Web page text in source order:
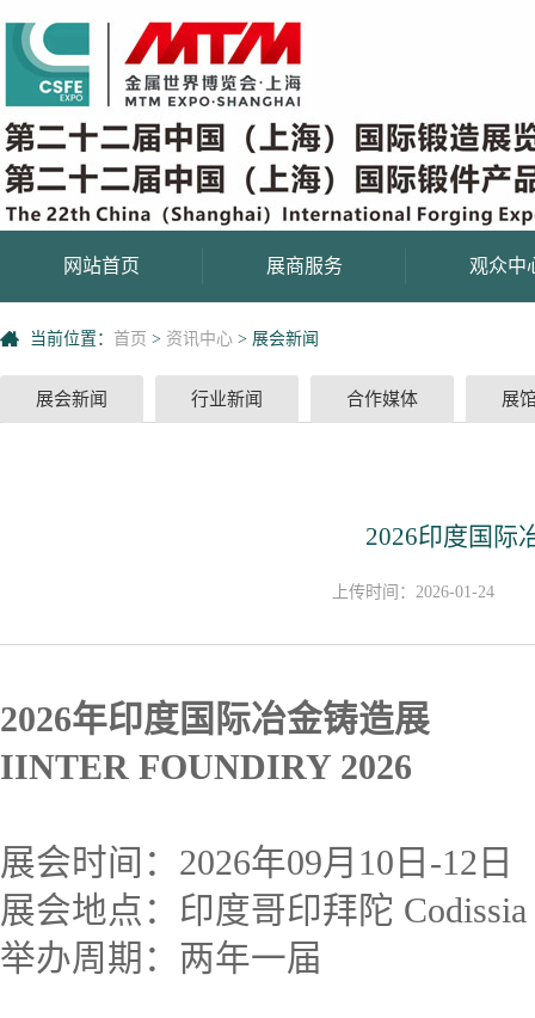
网站首页 展商服务 观众中
当前位置： 首页 > 资讯中心 > 展会新闻
展会新闻 行业新闻 合作媒体 展
2026印度国际
上传时间：2026-01-24
2026年印度国际冶金铸造展
IINTER FOUNDIRY 2026
展会时间：2026年09月10日-12日
展会地点：印度哥印拜陀
举办周期：两年一届